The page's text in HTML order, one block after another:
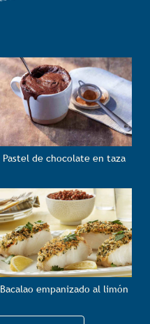
Pastel de chocolate en taza
Bacalao empanizado al limón